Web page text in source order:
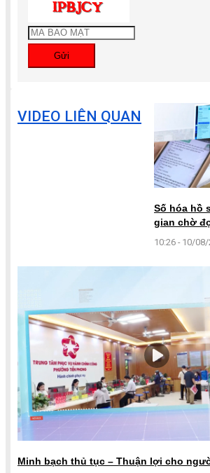
Gửi
VIDEO LIÊN QUAN
Số hóa hồ
gian chờ
10:26 - 10/
Minh bạch thủ tục – Thuận lợi cho